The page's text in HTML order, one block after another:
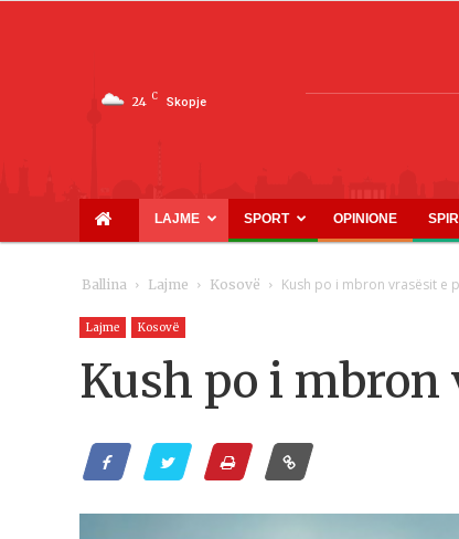
24 C Skopje
LAJME SPORT OPINIONE
Ballina Lajme Kosovë Kush po i mbron vrasësit e
Lajme Kosovë
Kush po i mbron